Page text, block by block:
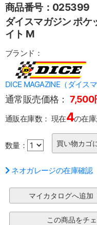
商品番号：025399
ダイスマガジン ポケ
イト M
ブランド：
DICE MAGAZINE（ダイスマ
通常販売価格： 7,500
通販在庫数： 現在4の在庫
数量：
ネオガレージの在庫確認